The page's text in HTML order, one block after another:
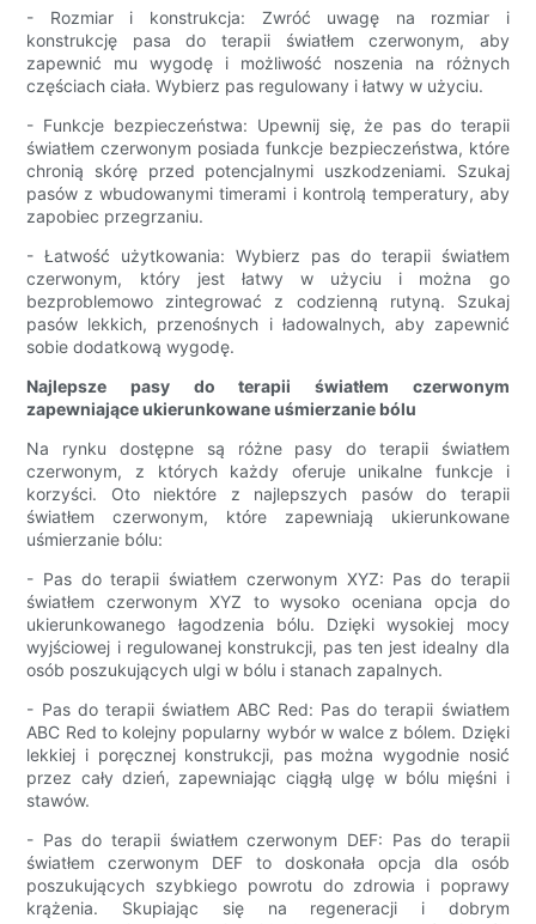
- Rozmiar i konstrukcja: Zwróć uwagę na rozmiar i
konstrukcję pasa do terapii światłem czerwonym, aby
zapewnić mu wygodę i możliwość noszenia na różnych
częściach ciała. Wybierz pas regulowany i łatwy w użyciu.
- Funkcje bezpieczeństwa: Upewnij się, że pas do terapii
światłem czerwonym posiada funkcje bezpieczeństwa, które
chronią skórę przed potencjalnymi uszkodzeniami. Szukaj
pasów z wbudowanymi timerami i kontrolą temperatury, aby
zapobiec przegrzaniu.
- Łatwość użytkowania: Wybierz pas do terapii światłem
czerwonym, który jest łatwy w użyciu i można go
bezproblemowo zintegrować z codzienną rutyną. Szukaj
pasów lekkich, przenośnych i ładowalnych, aby zapewnić
sobie dodatkową wygodę.
Najlepsze pasy do terapii światłem czerwonym
zapewniające ukierunkowane uśmierzanie bólu
Na rynku dostępne są różne pasy do terapii światłem
czerwonym, z których każdy oferuje unikalne funkcje i
korzyści. Oto niektóre z najlepszych pasów do terapii
światłem czerwonym, które zapewniają ukierunkowane
uśmierzanie bólu:
- Pas do terapii światłem czerwonym XYZ: Pas do terapii
światłem czerwonym XYZ to wysoko oceniana opcja do
ukierunkowanego łagodzenia bólu. Dzięki wysokiej mocy
wyjściowej i regulowanej konstrukcji, pas ten jest idealny dla
osób poszukujących ulgi w bólu i stanach zapalnych.
- Pas do terapii światłem ABC Red: Pas do terapii światłem
ABC Red to kolejny popularny wybór w walce z bólem. Dzięki
lekkiej i poręcznej konstrukcji, pas można wygodnie nosić
przez cały dzień, zapewniając ciągłą ulgę w bólu mięśni i
stawów.
- Pas do terapii światłem czerwonym DEF: Pas do terapii
światłem czerwonym DEF to doskonała opcja dla osób
poszukujących szybkiego powrotu do zdrowia i poprawy
krążenia. Skupiając się na regeneracji i dobrym